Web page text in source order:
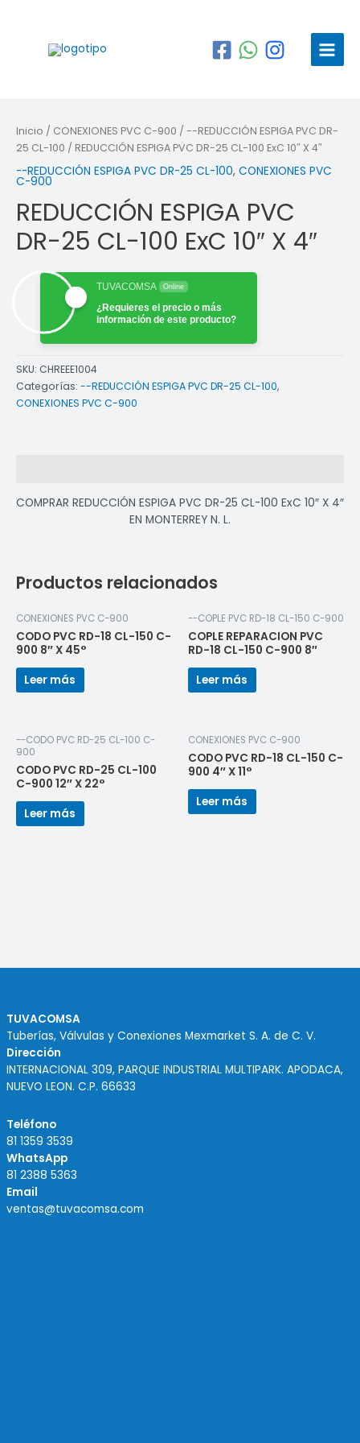
contenido
Main
Inicio / CONEXIONES PVC C-900 / --REDUCCIÓN ESPIGA PVC DR-
25 CL-100 / REDUCCIÓN ESPIGA PVC DR-25 CL-100 ExC 10″ X 4″
--REDUCCIÓN ESPIGA PVC DR-25 CL-100, CONEXIONES PVC
C-900
REDUCCIÓN ESPIGA PVC
DR-25 CL-100 ExC 10″ X 4″
TUVACOMSA Online
¿Requieres el precio o más
información de este producto?
SKU: CHREEE1004
Categorías: --REDUCCIÓN ESPIGA PVC DR-25 CL-100,
CONEXIONES PVC C-900
COMPRAR REDUCCIÓN ESPIGA PVC DR-25 CL-100 ExC 10″ X 4″
EN MONTERREY N. L.
Productos relacionados
CONEXIONES PVC C-900
CODO PVC RD-18 CL-150 C-
900 8″ X 45°
Leer más
--COPLE PVC RD-18 CL-150 C-900
COPLE REPARACION PVC
RD-18 CL-150 C-900 8″
Leer más
--CODO PVC RD-25 CL-100 C-
900
CODO PVC RD-25 CL-100
C-900 12″ X 22°
Leer más
CONEXIONES PVC C-900
CODO PVC RD-18 CL-150 C-
900 4″ X 11°
Leer más
TUVACOMSA
Tuberías, Válvulas y Conexiones Mexmarket S. A. de C. V.
Dirección
INTERNACIONAL 309, PARQUE INDUSTRIAL MULTIPARK. APODACA,
NUEVO LEON. C.P. 66633
Teléfono
81 1359 3539
WhatsApp
81 2388 5363
Email
ventas@tuvacomsa.com